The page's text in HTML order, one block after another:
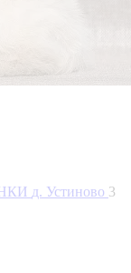
д. Устиново 3